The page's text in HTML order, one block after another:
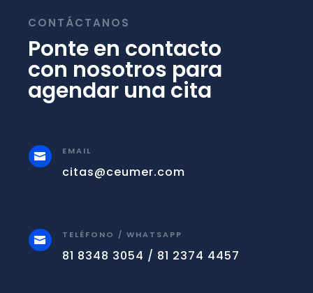
CONTÁCTANOS
Ponte en contacto
con nosotros para
agendar una cita
 EMAIL
citas@ceumer.com
 TELÉFONO / WHATSAPP
81 8348 3054 / 81 2374 4457